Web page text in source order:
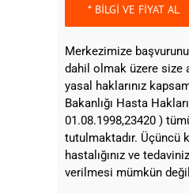
Merkezimize
dahil olmak üzere size
yasal haklarınız
Bakanlığı Hasta
01.08.1998,23420 )
tutulmaktadır. Üçüncü
hastalığınız ve
verilmesi mümkün